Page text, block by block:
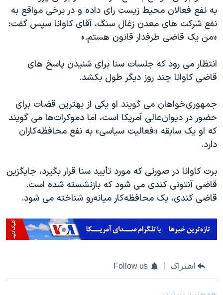
به نفع فعالان محیط زیست رای داده و در برخی مواقع به
نفع شرکت های معدن زغال سنگ، آقای کاوانا سپس گفت:
«من یک قاضی طرفدار قانون هستم.»
انتظار می رود که جلسات سنا برای شنیدن پاسخ های
قاضی کاوانا چند روز دیگر طول بکشد.
جمهوری‌خواهان می گویند او یکی از بهترین قضات برای
حضور در دیوان‌عالی آمریکا است، اما دموکرات‌ها می گویند
که او یک سابقه «فعالیت سیاسی» به نفع محافظه‌کاران
دارد.
برت کاوانا در صورتی که مورد تأیید سنا قرار بگیرد، جایگزین
قاضی آنتونی کندی می شود که بازنشسته شده است.
قاضی کندی، یک محافظه‌کار میانه‌رو شناخته می شود.
اشتراک Follow us